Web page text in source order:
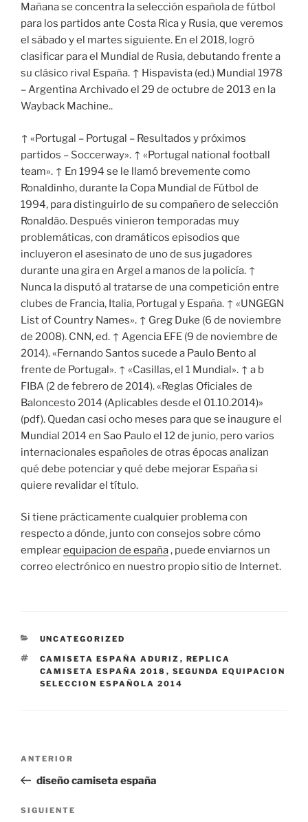
Mañana se concentra la selección española de fútbol
para los partidos ante Costa Rica y Rusia, que veremos
el sábado y el martes siguiente. En el 2018, logró
clasificar para el Mundial de Rusia, debutando frente a
su clásico rival España. ↑ Hispavista (ed.) Mundial 1978
– Argentina Archivado el 29 de octubre de 2013 en la
Wayback Machine..
↑ «Portugal – Portugal – Resultados y próximos
partidos – Soccerway». ↑ «Portugal national football
team». ↑ En 1994 se le llamó brevemente como
Ronaldinho, durante la Copa Mundial de Fútbol de
1994, para distinguirlo de su compañero de selección
Ronaldão. Después vinieron temporadas muy
problemáticas, con dramáticos episodios que
incluyeron el asesinato de uno de sus jugadores
durante una gira en Argel a manos de la policía. ↑
Nunca la disputó al tratarse de una competición entre
clubes de Francia, Italia, Portugal y España. ↑ «UNGEGN
List of Country Names». ↑ Greg Duke (6 de noviembre
de 2008). CNN, ed. ↑ Agencia EFE (9 de noviembre de
2014). «Fernando Santos sucede a Paulo Bento al
frente de Portugal». ↑ «Casillas, el 1 Mundial». ↑ a b
FIBA (2 de febrero de 2014). «Reglas Oficiales de
Baloncesto 2014 (Aplicables desde el 01.10.2014)»
(pdf). Quedan casi ocho meses para que se inaugure el
Mundial 2014 en Sao Paulo el 12 de junio, pero varios
internacionales españoles de otras épocas analizan
qué debe potenciar y qué debe mejorar España si
quiere revalidar el título.
Si tiene prácticamente cualquier problema con
respecto a dónde, junto con consejos sobre cómo
emplearequipacion de españa, puede enviarnos un
correo electrónico en nuestro propio sitio de Internet.
CATEGORÍAS
UNCATEGORIZED
ETIQUETAS
CAMISETA ESPAÑA ADURIZ , REPLICA
CAMISETA ESPAÑA 2018 , SEGUNDA EQUIPACION
SELECCION ESPAÑOLA 2014
entradas
Entrada
anterior:
ANTERIOR
diseño camiseta españa
Siguiente
SIGUIENTE